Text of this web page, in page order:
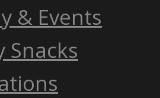
& Events
Snacks